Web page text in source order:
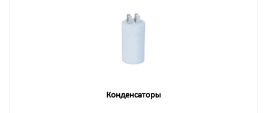
Конденсаторы